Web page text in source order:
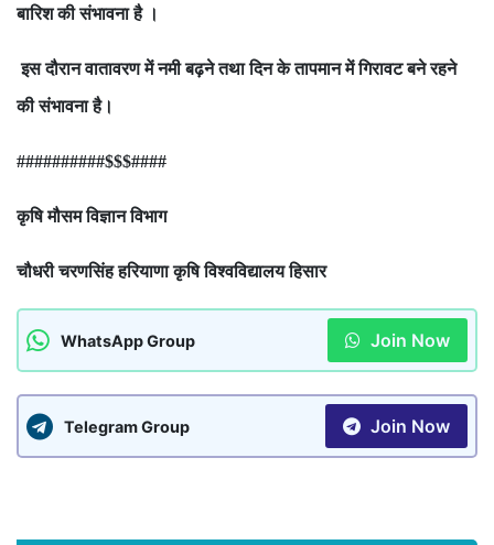
बारिश की संभावना है ।
इस दौरान वातावरण में नमी बढ़ने तथा दिन के तापमान में गिरावट बने रहने
की संभावना है।
##########$$$####
कृषि मौसम विज्ञान विभाग
चौधरी चरणसिंह हरियाणा कृषि विश्वविद्यालय हिसार
WhatsApp Group Join Now
Telegram Group Join Now